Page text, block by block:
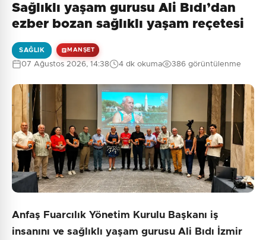
Sağlıklı yaşam gurusu Ali Bıdı’dan
ezber bozan sağlıklı yaşam reçetesi
SAĞLIK MANŞET
07 Ağustos 2026, 14:38 4 dk okuma 386 görüntülenme
Anfaş Fuarcılık Yönetim Kurulu Başkanı iş
insanını ve sağlıklı yaşam gurusu Ali Bıdı İzmir